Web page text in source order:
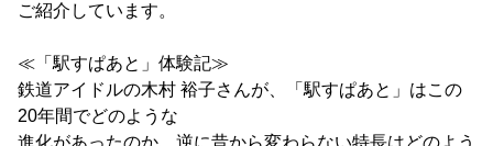
ご紹介しています。
≪「駅すぱあと」体験記≫
鉄道アイドルの木村 裕子さんが、「駅すぱあと」はこの
20年間でどのような
進化があったのか、逆に昔から変わらない特長はどのよう